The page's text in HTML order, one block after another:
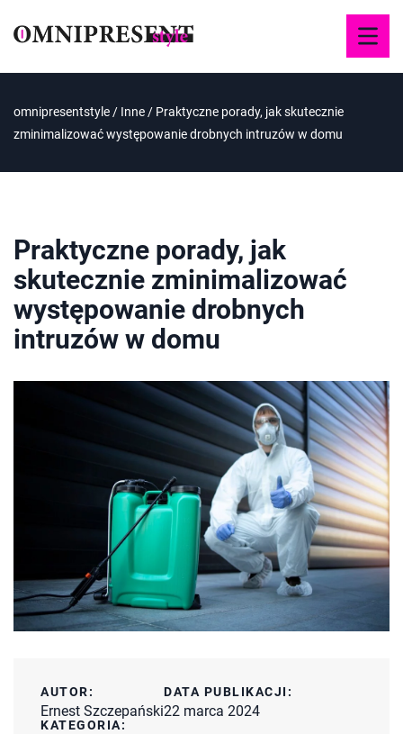
omnipresentstyle / Inne / Praktyczne porady, jak skutecznie
zminimalizować występowanie drobnych intruzów w domu
Praktyczne porady, jak
skutecznie zminimalizować
występowanie drobnych
intruzów w domu
AUTOR:
Ernest Szczepański
DATA PUBLIKACJI:
22 marca 2024
KATEGORIA: